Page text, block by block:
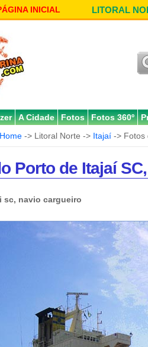
INICIAL LITORAL
A Cidade Fotos Fotos 360º
Home -> Litoral Norte -> Itajaí -> Fotos
Porto de Itajaí
sc, navio cargueiro